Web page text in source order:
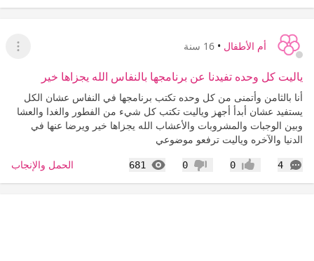
أم الأطفال • 16 سنة
عرض
ياليت كل وحده تفيدنا عن برنامجها بالنفاس الله يجزاها خير
أنا بالثامن وأتمنى من كل وحده تكتب برنامجها في النفاس عشان الكل
يستفيد عشان أبدأ أجهز وياليت تكتب كل شيء من الفطور والغدا والعشا
وبين الوجبات والمشروبات والأعشاب الله يجزاها خير ويرضا عنها في
الدنيا والآخره وياليت ترفعو موضوعي
4
التعليقات إعجاب0 عدم إعجاب
0
681
المشاهدات الحمل والإنجاب